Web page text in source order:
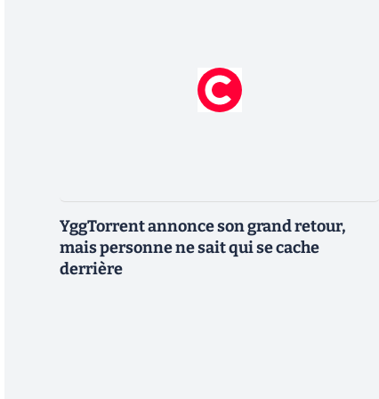
YggTorrent annonce son grand retour,
mais personne ne sait qui se cache
derrière